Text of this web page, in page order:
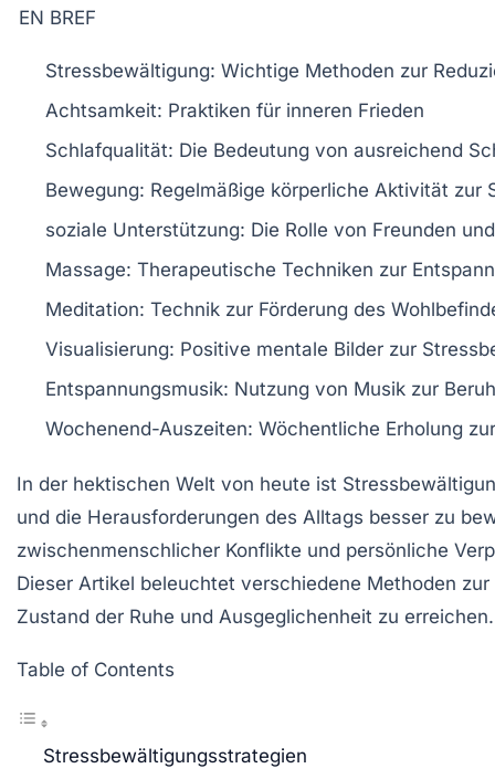
EN BREF
Stressbewältigung: Wichtige Methoden zur
Achtsamkeit: Praktiken für inneren Frieden
Schlafqualität: Die Bedeutung von ausreichend
Bewegung: Regelmäßige körperliche Aktivität zur
soziale Unterstützung: Die Rolle von Freunden
Massage: Therapeutische Techniken zur
Meditation: Technik zur Förderung des
Visualisierung: Positive mentale Bilder zur
Entspannungsmusik: Nutzung von Musik zur
Wochenend-Auszeiten: Wöchentliche Erholung
In der hektischen Welt von heute ist
und die Herausforderungen des Alltags besser zu
zwischenmenschlicher Konflikte und persönliche
Dieser Artikel beleuchtet verschiedene Methoden
Zustand der Ruhe und Ausgeglichenheit zu erreichen.
Table of Contents
Stressbewältigungsstrategien